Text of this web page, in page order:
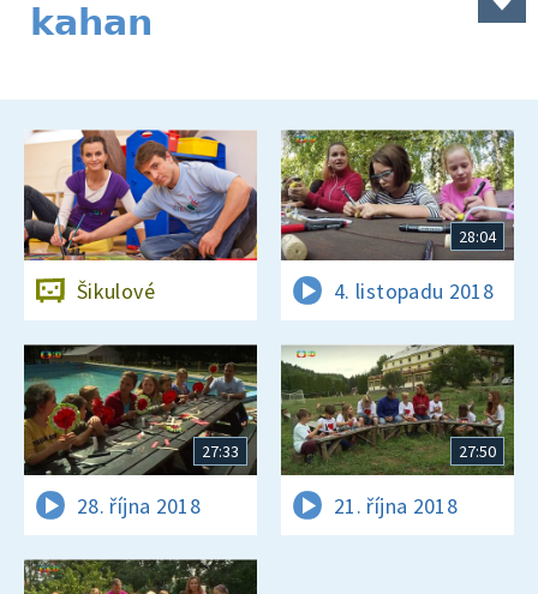
kahan
Šikulové
28:04
4. listopadu 2018
27:33
28. října 2018
27:50
21. října 2018